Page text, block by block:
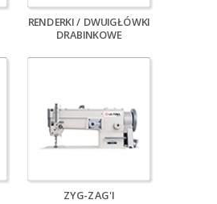
RENDERKI / DWUIGŁÓWKI
DRABINKOWE
ZYG-ZAG'I